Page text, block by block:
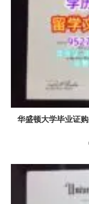
华盛顿大学毕业证